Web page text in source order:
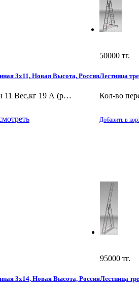
3х11, Новая Высота, Россия
11 Вес,кг 19 А (р…
50000 тг.
Лестница
Кол-во
Добавить в
3х14, Новая Высота, Россия
95000 тг.
Лестница